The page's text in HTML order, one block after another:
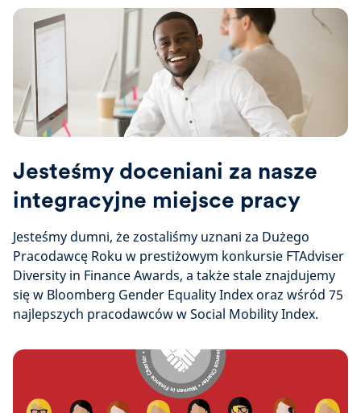
Jesteśmy doceniani za nasze
integracyjne miejsce pracy
Jesteśmy dumni, że zostaliśmy uznani za Dużego
Pracodawcę Roku w prestiżowym konkursie FTAdviser
Diversity in Finance Awards, a także stale znajdujemy
się w Bloomberg Gender Equality Index oraz wśród 75
najlepszych pracodawców w Social Mobility Index.